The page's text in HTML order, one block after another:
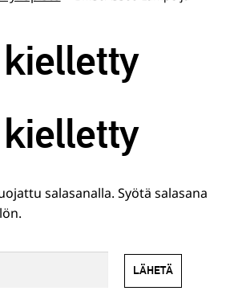
salasanalla. Syötä salasana